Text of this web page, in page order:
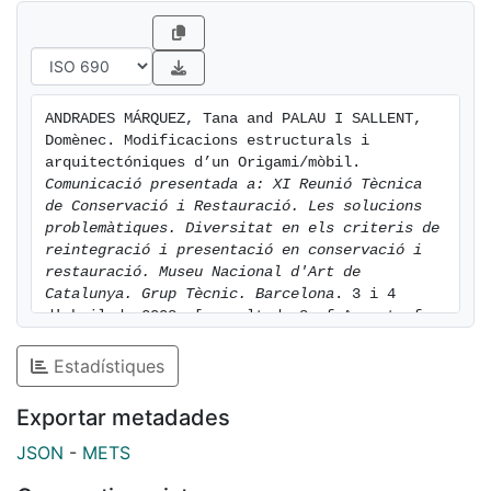
ANDRADES MÁRQUEZ, Tana and PALAU I SALLENT,
Domènec. Modificacions estructurals i
Comunicació presentada a: XI Reunió Tècnica
de Conservació i Restauració. Les solucions
problemàtiques. Diversitat en els criteris de
reintegració i presentació en conservació i
restauració. Museu Nacional d'Art de
Catalunya. Grup Tècnic. Barcelona . 3 i 4
d'abril de 2008. [consulted: 8 of August of
https://hdl.handle.net/2445/60676
Estadístiques
Exportar metadades
JSON - METS